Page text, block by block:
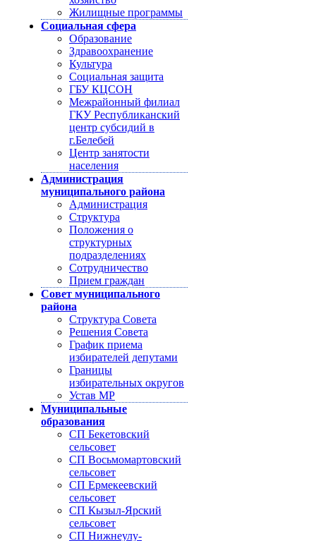
Жилищные программы
Социальная сфера
Образование
Здравоохранение
Культура
Социальная защита
ГБУ КЦСОН
Межрайонный филиал
ГКУ Республиканский
центр субсидий в
г.Белебей
Центр занятости
населения
Администрация
муниципального района
Администрация
Структура
Положения о
структурных
подразделениях
Сотрудничество
Прием граждан
Совет муниципального
района
Структура Совета
Решения Совета
График приема
избирателей депутами
Границы
избирательных округов
Устав МР
Муниципальные
образования
СП Бекетовский
сельсовет
СП Восьмомартовский
сельсовет
СП Ермекеевский
сельсовет
СП Кызыл-Ярский
сельсовет
СП Нижнеулу-